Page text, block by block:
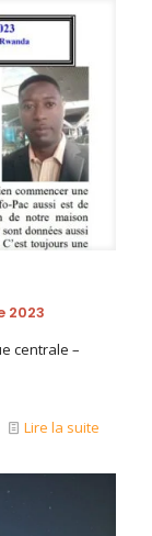
2023
centrale –
Lire la suite